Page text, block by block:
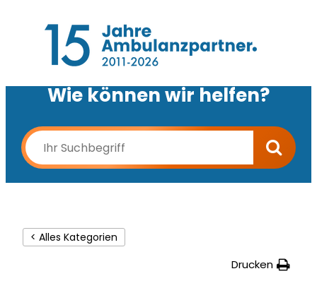
Wie können wir helfen?
< Alles Kategorien
Drucken